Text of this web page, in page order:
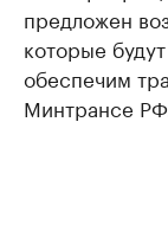
предложен
которые
обеспечим
Минтрансе РФ.